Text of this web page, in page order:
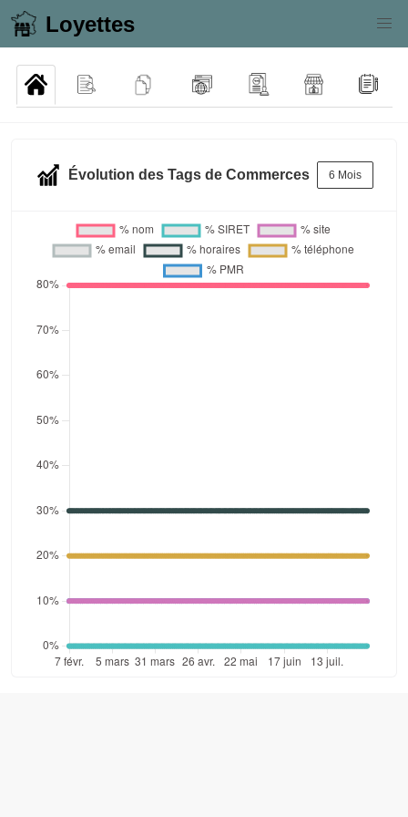
Loyettes
Évolution des Tags de Commerces 6 Mois